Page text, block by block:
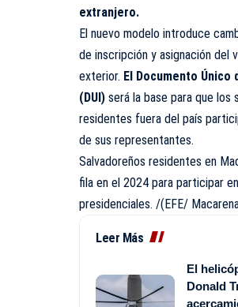
extranjero.
El nuevo modelo introduce
de inscripción y asignación del
exterior. El Documento Único
(DUI) será la base para que los
residentes fuera del país
de sus representantes.
Salvadoreños residentes en
fila en el 2024 para participar
presidenciales. /(EFE/
Leer Más
El
Donald